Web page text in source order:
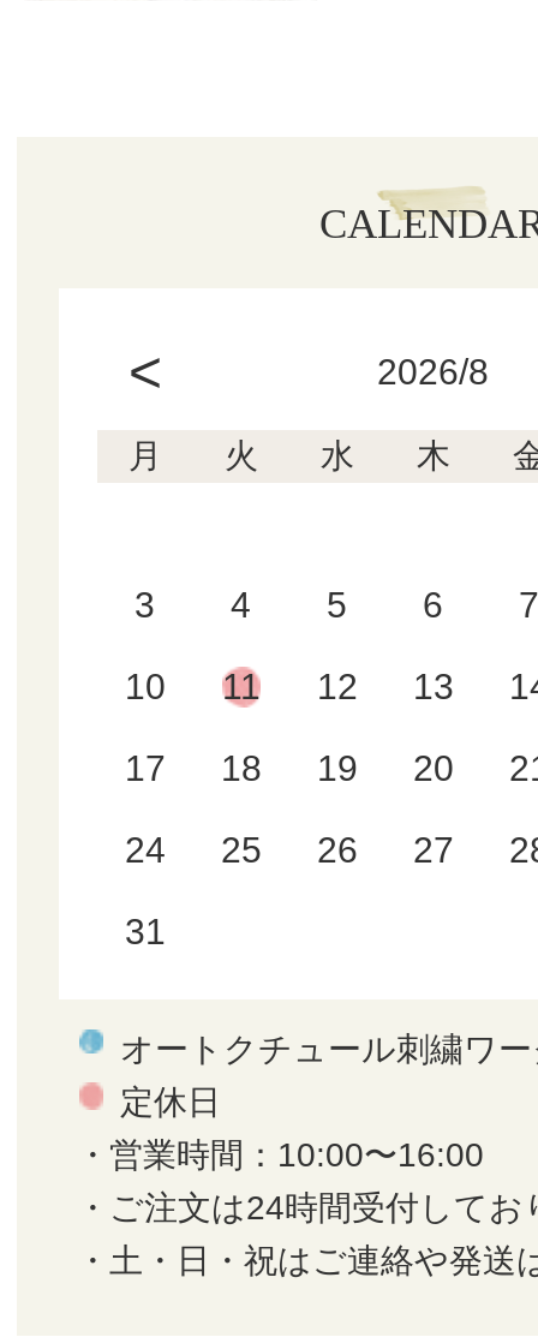
< 2026/8
月 火 水 木
3 4 5 6 7
10 11 12 13
17 18 19 20
24 25 26 27
31
オートクチュール刺繍ワ
定休日
・営業時間：10:00〜16:00
・ご注文は24時間受付してお
・土・日・祝はご連絡や発送